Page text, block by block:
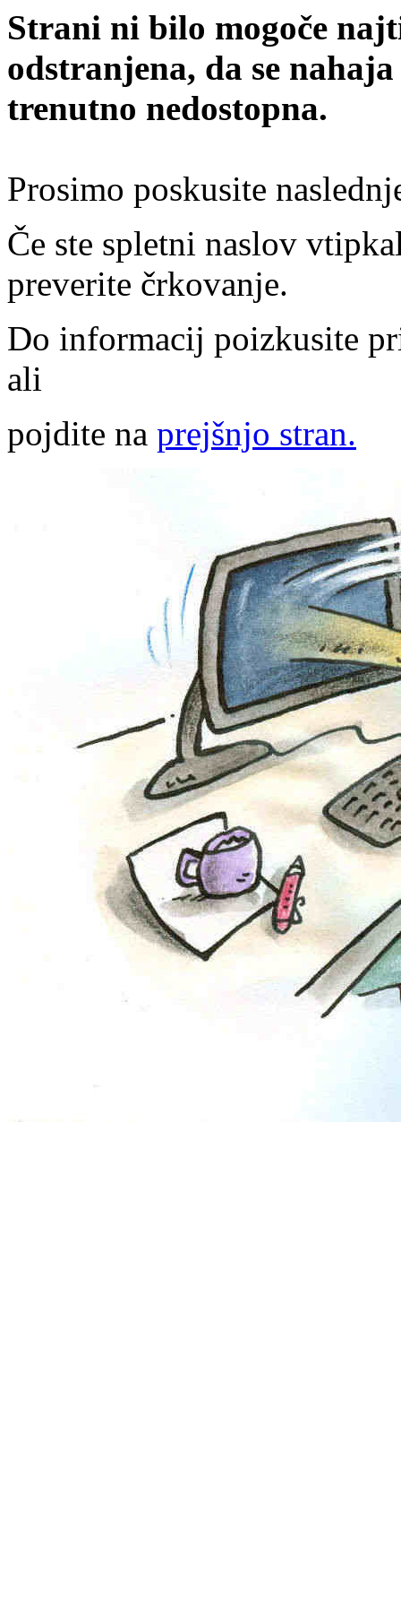
Strani ni bilo mogoče
odstranjena, da se
trenutno nedostopna.
Prosimo poskusite
Če ste spletni naslov
preverite črkovanje.
Do informacij poizkusite
ali
pojdite na prejšnjo stran.